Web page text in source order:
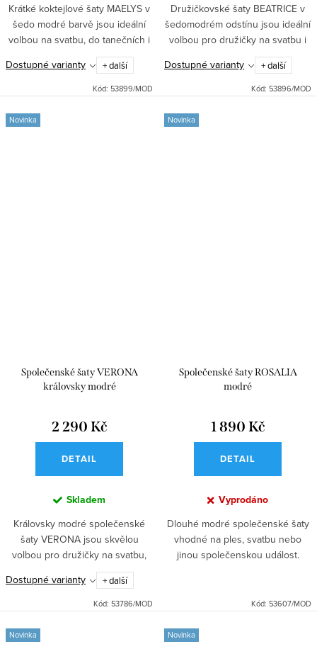
Krátké koktejlové šaty MAELYS v
šedo modré barvě jsou ideální
volbou na svatbu, do tanečních i
do divadla. Krajkový živůtek,
kolová sukně se spodničkou a
vyztužená hrudní část...
Dostupné varianty + další
Kód: 53899/MOD
Družičkovské šaty BEATRICE v
šedomodrém odstínu jsou ideální
volbou pro družičky na svatbu i
do tanečních. Mají elegantní
výstřih s odhalenými rameny,
jemná nastavitelná ramínka...
Dostupné varianty + další
Kód: 53896/MOD
Novinka
Společenské šaty VERONA
královsky modré
2 290 Kč
DETAIL
Skladem
Královsky modré společenské
šaty VERONA jsou skvělou
volbou pro družičky na svatbu,
taneční, ples i další slavnostní
příležitosti. Dlouhé saténové šaty
s přiléhavým střihem,...
Dostupné varianty + další
Kód: 53786/MOD
Novinka
Společenské šaty ROSALIA
modré
1 890 Kč
DETAIL
Vyprodáno
Dlouhé modré společenské šaty
vhodné na ples, svatbu nebo
jinou společenskou událost.
topem a výstřihem do V....
Kód: 53607/MOD
Novinka Novinka